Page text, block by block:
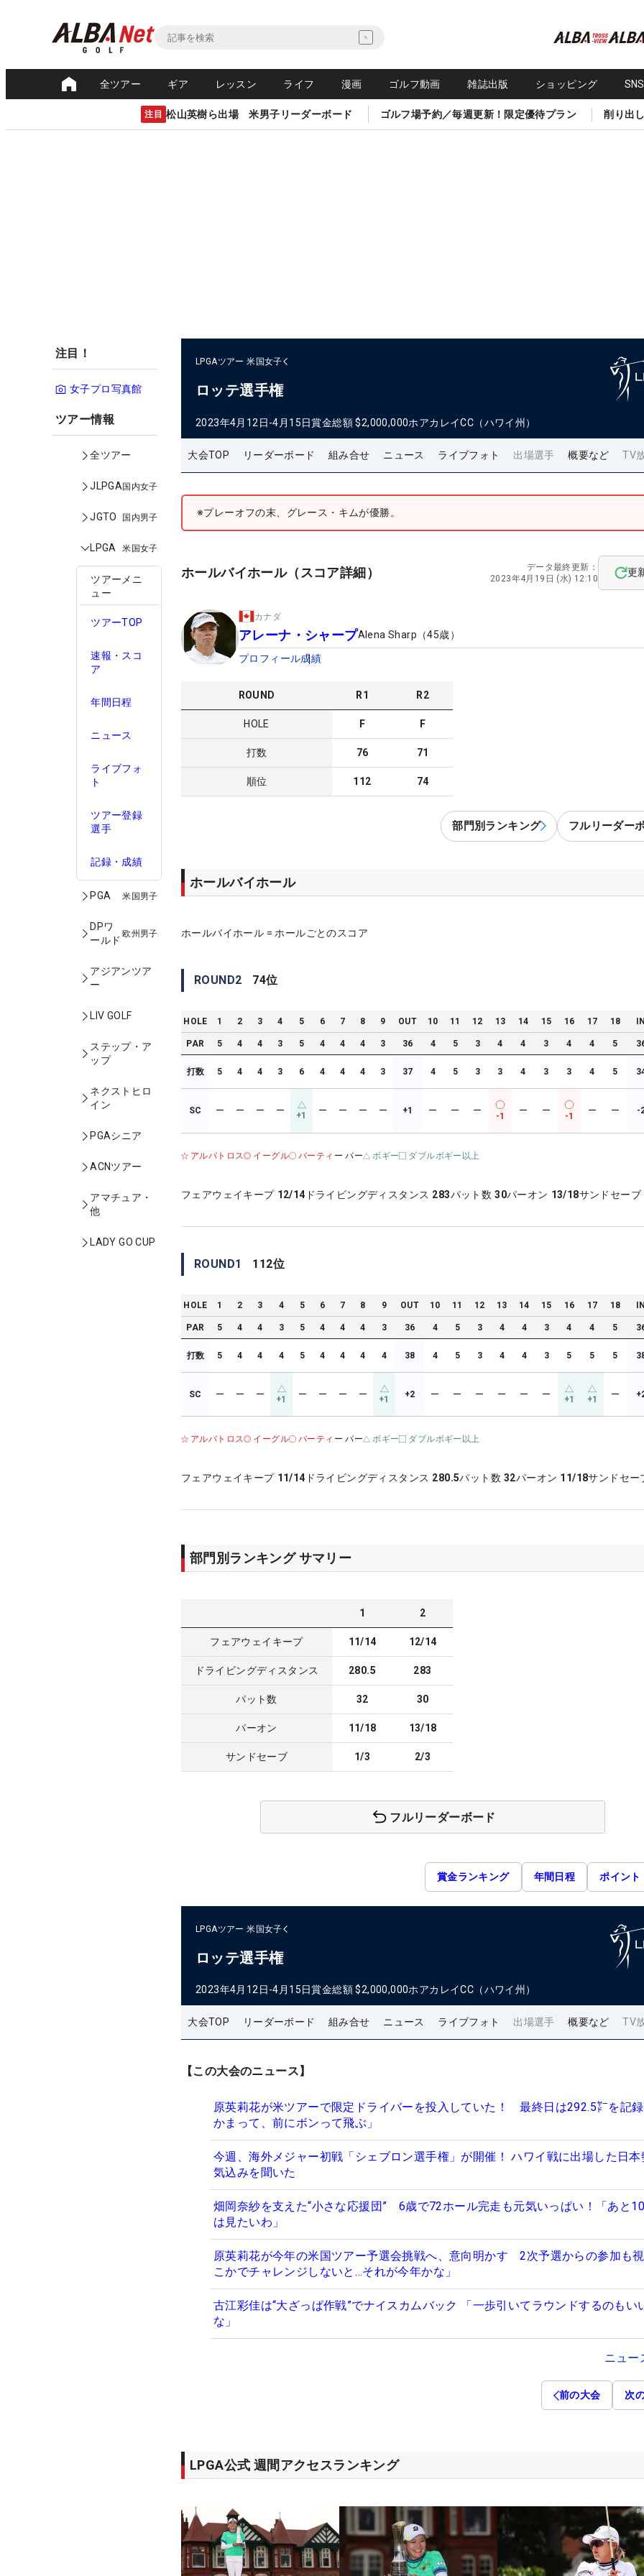
全ツアー ギア レッスン ライフ 漫画 ゴルフ動画 雑誌出版 ショッピング
注目 松山英樹ら出場 米男子リーダーボード ゴルフ場予約／毎週更新！限定優待プラン 削り出
注目！
女子プロ写真館
ツアー情報
全ツアー
JLPGA国内女子
JGTO 国内男子
LPGA 米国女子
ツアーメニ
ュー
ツアーTOP
速報・スコ
ア
年間日程
ニュース
ライブフォ
ト
ツアー登録
選手
記録・成績
PGA 米国男子
DPワ
ールド
欧州男子
アジアンツア
ー
LIV GOLF
ステップ・ア
ップ
ネクストヒロ
イン
PGAシニア
ACNツアー
アマチュア・
他
LADY GO CUP
LPGAツアー 米国女子
ロッテ選手権
2023年4月12日-4月15日賞金総額 $2,000,000ホアカレイCC（ハワイ州）
大会TOP リーダーボード 組み合せ ニュース ライブフォト 出場選手 概要など TV
※プレーオフの末、グレース・キムが優勝。
ホールバイホール（スコア詳細）
データ最終更新：
2023年4月19日 (水) 12:10
更
カナダ
アレーナ・シャープAlena Sharp （45歳）
プロフィール成績
ROUND R1 R2
HOLE F F
打数 76 71
順位 112 74
部門別ランキング フルリーダー
ホールバイホール
ホールバイホール = ホールごとのスコア
ROUND2 74位
HOLE 1 2 3 4 5 6 7 8 9 OUT 10 11 12 13 14 15 16 17 18
PAR 5 4 4 3 5 4 4 4 3 36 4 5 3 4 4 3 4 4 5
打数 5 4 4 3 6 4 4 4 3 37 4 5 3 3 4 3 3 4 5
SC ー ー ー ー +1 ー ー ー ー +1 ー ー ー
-1
ー ー
-1
ー ー -
アルバトロス イーグル バーティ ー パー ボギー ダブルボギー以上
フェアウェイキープ 12/14 ドライビングディスタンス 283パット数 30パーオン 13/18サンドセーブ
ROUND1 112位
HOLE 1 2 3 4 5 6 7 8 9 OUT 10 11 12 13 14 15 16 17 18
PAR 5 4 4 3 5 4 4 4 3 36 4 5 3 4 4 3 4 4 5
打数 5 4 4 4 5 4 4 4 4 38 4 5 3 4 4 3 5 5 5
SC ー ー ー +1 ー ー ー ー +1 +2 ー ー ー ー ー ー +1 +1 ー
アルバトロス イーグル バーティ ー パー ボギー ダブルボギー以上
フェアウェイキープ 11/14 ドライビングディスタンス 280.5パット数 32パーオン 11/18サンドセー
部門別ランキング サマリー
1 2
フェアウェイキープ 11/14 12/14
ドライビングディスタンス 280.5 283
パット数 32 30
パーオン 11/18 13/18
サンドセーブ 1/3 2/3
フルリーダーボード
賞金ランキング 年間日程 ポイント
LPGAツアー 米国女子
ロッテ選手権
2023年4月12日-4月15日賞金総額 $2,000,000ホアカレイCC（ハワイ州）
大会TOP リーダーボード 組み合せ ニュース ライブフォト 出場選手 概要など TV
【この大会のニュース】
原英莉花が米ツアーで限定ドライバーを投入していた！ 最終日は292.5㍎を記
かまって、前にボンって飛ぶ」
今週、海外メジャー初戦「シェブロン選手権」が開催！ ハワイ戦に出場した日本
気込みを聞いた
畑岡奈紗を支えた“小さな応援団” 6歳で72ホール完走も元気いっぱい！「あと
は見たいわ」
原英莉花が今年の米国ツアー予選会挑戦へ、意向明かす 2次予選からの参加も
こかでチャレンジしないと…それが今年かな」
古江彩佳は“大ざっぱ作戦”でナイスカムバック 「一歩引いてラウンドするのもい
な」
ニュー
前の大会 次
LPGA公式 週間アクセスランキング